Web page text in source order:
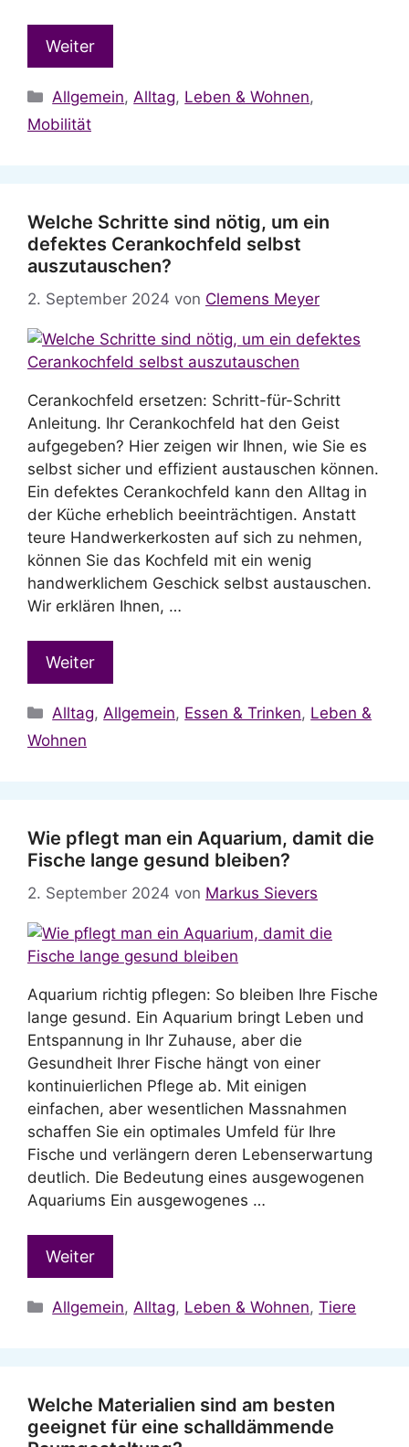
Weiter
Kategorien
Allgemein,Alltag, Leben & Wohnen,
Mobilität
Welche Schritte sind nötig, um ein
defektes Cerankochfeld selbst
auszutauschen?
2. September 2024 von Clemens Meyer
Cerankochfeld ersetzen: Schritt-für-Schritt
Anleitung. Ihr Cerankochfeld hat den Geist
aufgegeben? Hier zeigen wir Ihnen, wie Sie es
selbst sicher und effizient austauschen können.
Ein defektes Cerankochfeld kann den Alltag in
der Küche erheblich beeinträchtigen. Anstatt
teure Handwerkerkosten auf sich zu nehmen,
können Sie das Kochfeld mit ein wenig
handwerklichem Geschick selbst austauschen.
Wir erklären Ihnen, …
Weiter
Kategorien
Alltag,Allgemein, Essen & Trinken, Leben &
Wohnen
Wie pflegt man ein Aquarium, damit die
Fische lange gesund bleiben?
2. September 2024 von Markus Sievers
Aquarium richtig pflegen: So bleiben Ihre Fische
lange gesund. Ein Aquarium bringt Leben und
Entspannung in Ihr Zuhause, aber die
Gesundheit Ihrer Fische hängt von einer
kontinuierlichen Pflege ab. Mit einigen
einfachen, aber wesentlichen Massnahmen
schaffen Sie ein optimales Umfeld für Ihre
Fische und verlängern deren Lebenserwartung
deutlich. Die Bedeutung eines ausgewogenen
Aquariums Ein ausgewogenes …
Weiter
Kategorien
Allgemein,Alltag, Leben & Wohnen,Tiere
Welche Materialien sind am besten
geeignet für eine schalldämmende